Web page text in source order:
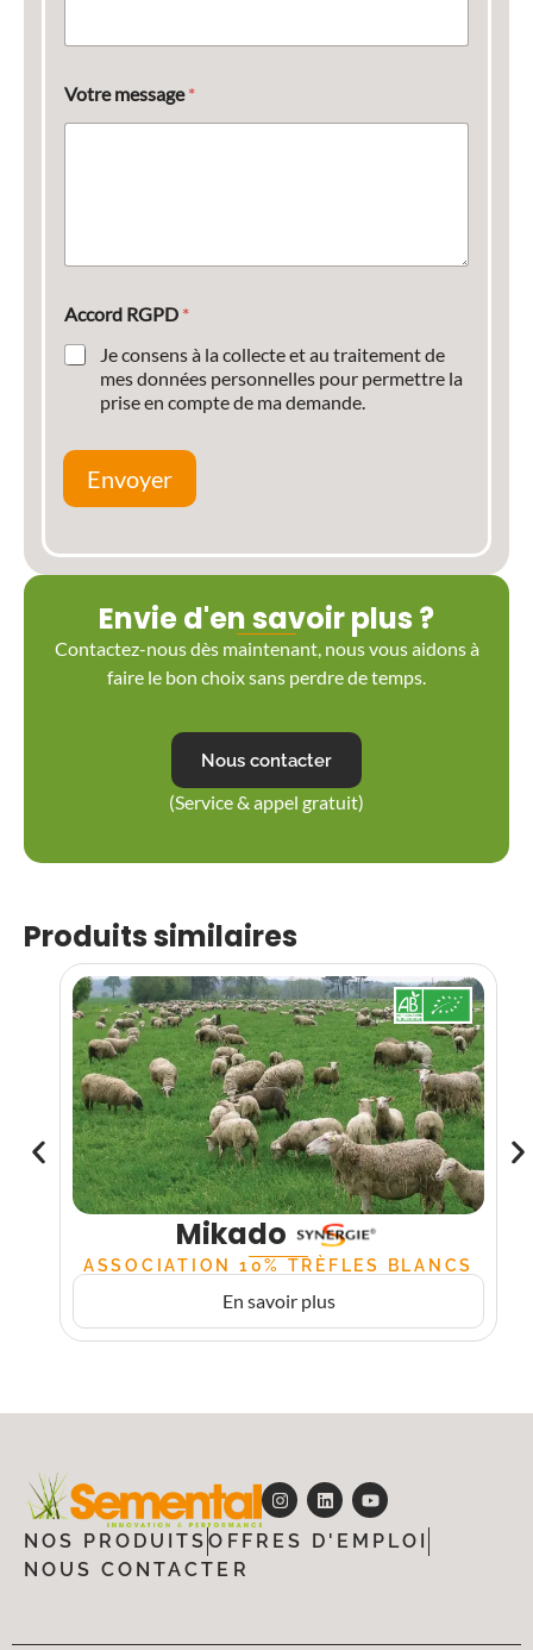
Votre message*
Accord RGPD *
Je consens à la collecte et au traitement de
mes données personnelles pour permettre la
prise en compte de ma demande.
Envoyer
Envie d'en savoir plus ?
Contactez-nous dès maintenant, nous vous aidons à
faire le bon choix sans perdre de temps.
Nous contacter
(Service & appel gratuit)
Produits similaires
Mikado
ASSOCIATION 10% TRÈFLES BLANCS
En savoir plus
NOS PRODUITS OFFRES D'EMPLOI
NOUS CONTACTER